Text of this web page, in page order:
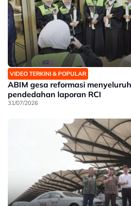
VIDEO TERKINI & POPULAR
ABIM gesa reformasi
pendedahan laporan RCI
31/07/2026